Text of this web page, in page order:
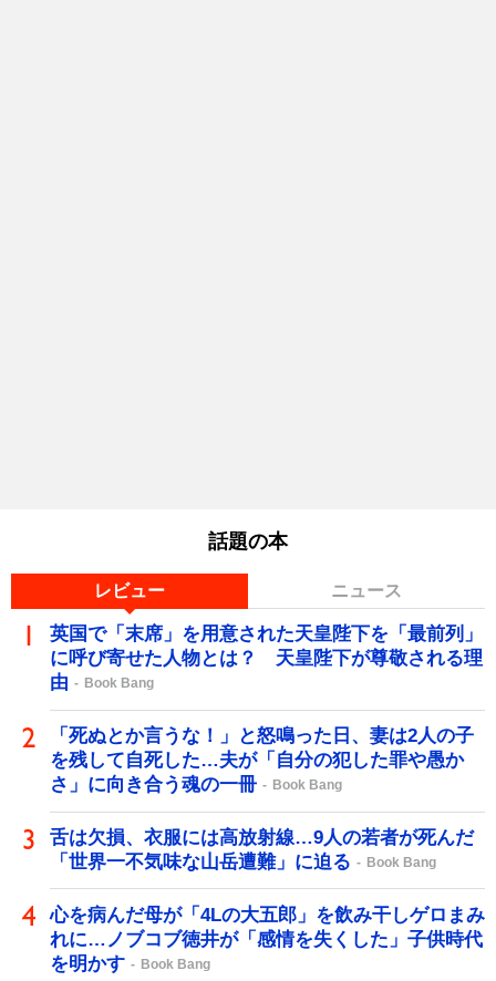
話題の本
レビュー ニュース
英国で「末席」を用意された天皇陛下を「最前列」
に呼び寄せた人物とは？ 天皇陛下が尊敬される理
由
Book Bang
「死ぬとか言うな！」と怒鳴った日、妻は2人の子
を残して自死した…夫が「自分の犯した罪や愚か
さ」に向き合う魂の一冊
Book Bang
舌は欠損、衣服には高放射線…9人の若者が死んだ
「世界一不気味な山岳遭難」に迫る
Book Bang
心を病んだ母が「4Lの大五郎」を飲み干しゲロまみ
れに…ノブコブ徳井が「感情を失くした」子供時代
を明かす
Book Bang